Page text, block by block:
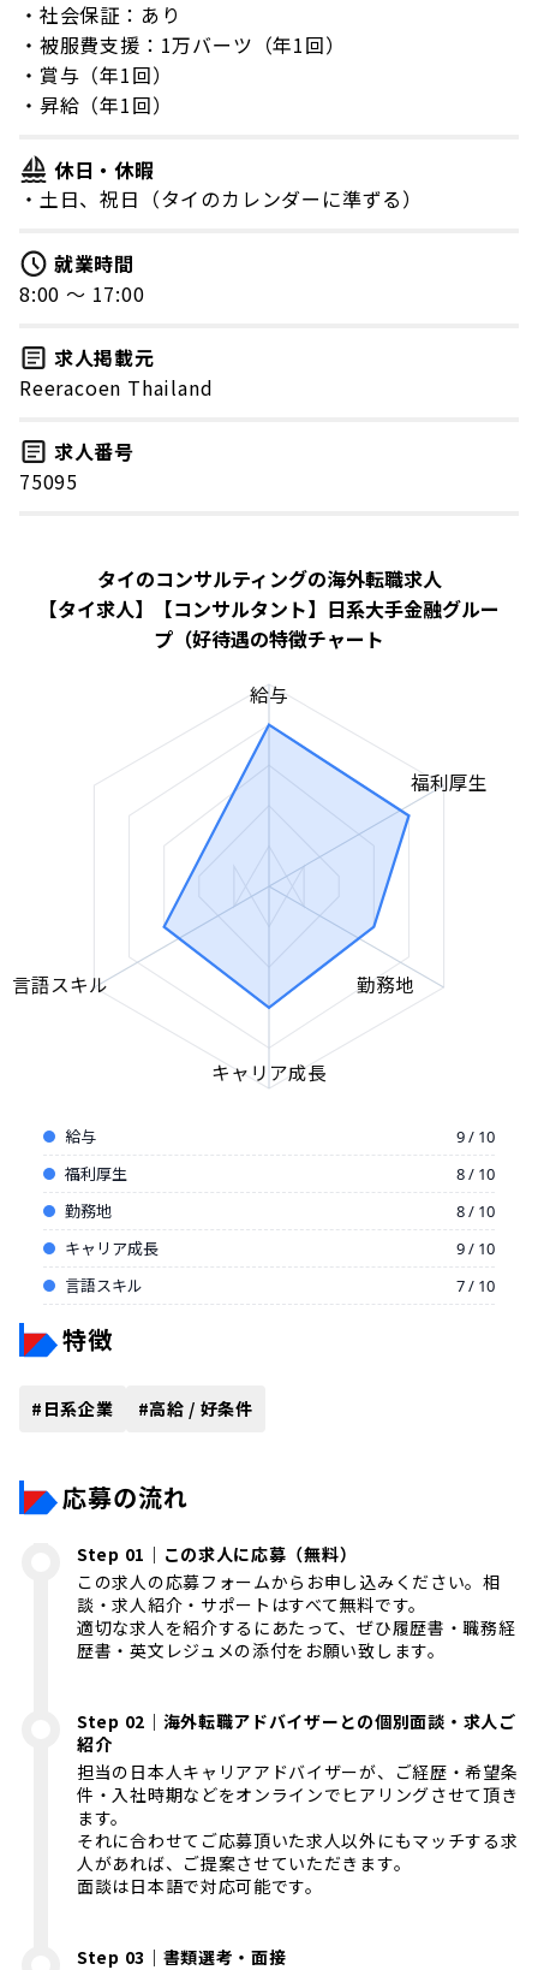
・社会保証：あり
・被服費支援：1万バーツ（年1回）
・賞与（年1回）
・昇給（年1回）
休日・休暇
・土日、祝日（タイのカレンダーに準ずる）
就業時間
8:00 〜 17:00
求人掲載元
Reeracoen Thailand
求人番号
75095
タイのコンサルティングの海外転職求人
【タイ求人】【コンサルタント】日系大手金融グルー
プ（好待遇の特徴チャート
給与
福利厚生
勤務地
キャリア成長
言語スキル
給与
9 / 10
福利厚生
8 / 10
勤務地
8 / 10
キャリア成長
9 / 10
言語スキル
7 / 10
特徴
# 日系企業 #高給 / 好条件
応募の流れ
Step 01｜この求人に応募（無料）
この求人の応募フォームからお申し込みください。相
談・求人紹介・サポートはすべて無料です。
適切な求人を紹介するにあたって、ぜひ履歴書・職務経
歴書・英文レジュメの添付をお願い致します。
Step 02｜海外転職アドバイザーとの個別面談・求人ご
紹介
担当の日本人キャリアアドバイザーが、ご経歴・希望条
件・入社時期などをオンラインでヒアリングさせて頂き
ます。
それに合わせてご応募頂いた求人以外にもマッチする求
人があれば、ご提案させていただきます。
面談は日本語で対応可能です。
Step 03｜書類選考・面接